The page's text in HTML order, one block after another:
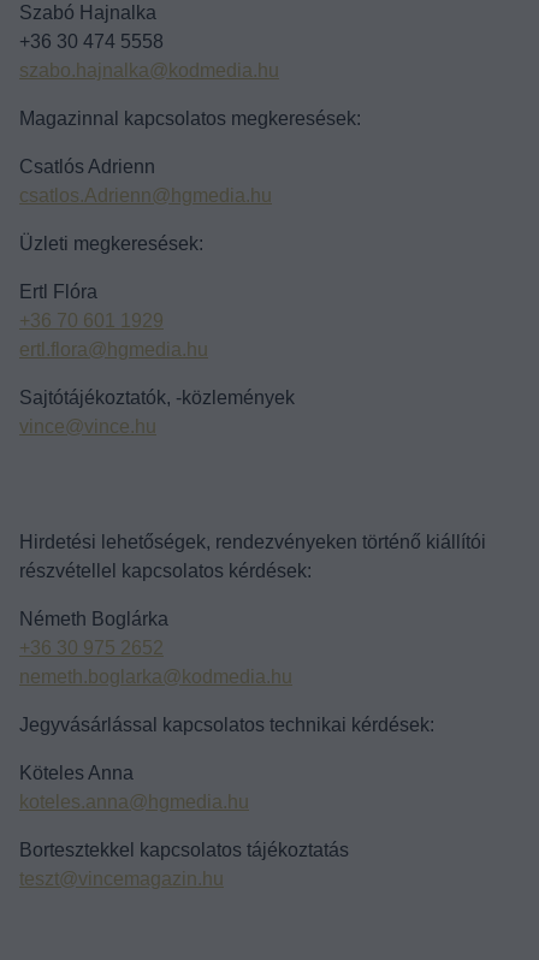
Szabó Hajnalka
+36 30 474 5558
szabo.hajnalka@kodmedia.hu
Magazinnal kapcsolatos megkeresések:
Csatlós Adrienn
csatlos.Adrienn@hgmedia.hu
Üzleti megkeresések:
Ertl Flóra
+36 70 601 1929
ertl.flora@hgmedia.hu
Sajtótájékoztatók, -közlemények
vince@vince.hu
Hirdetési lehetőségek, rendezvényeken történő kiállítói
részvétellel kapcsolatos kérdések:
Németh Boglárka
+36 30 975 2652
nemeth.boglarka@kodmedia.hu
Jegyvásárlással kapcsolatos technikai kérdések:
Köteles Anna
koteles.anna@hgmedia.hu
Bortesztekkel kapcsolatos tájékoztatás
teszt@vincemagazin.hu